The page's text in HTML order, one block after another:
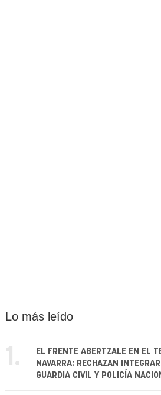
Lo más leído
1.
EL FRENTE ABERTZALE EN EL
NAVARRA: RECHAZAN
GUARDIA CIVIL Y POLICÍA